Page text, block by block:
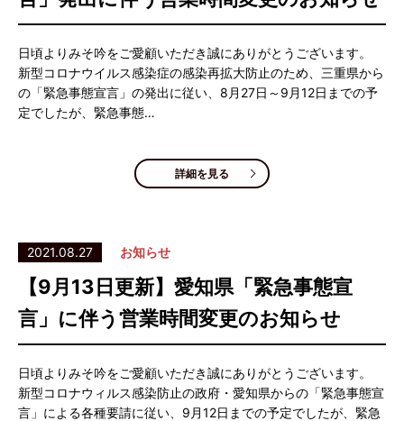
日頃よりみそ吟をご愛顧いただき誠にありがとうございます。
新型コロナウイルス感染症の感染再拡大防止のため、三重県から
の「緊急事態宣言」の発出に従い、8月27日～9月12日までの予
定でしたが、緊急事態…
詳細を見る
2021.08.27 お知らせ
【9月13日更新】愛知県「緊急事態宣
言」に伴う営業時間変更のお知らせ
日頃よりみそ吟をご愛顧いただき誠にありがとうございます。
新型コロナウィルス感染防止の政府・愛知県からの「緊急事態宣
言」による各種要請に従い、9月12日までの予定でしたが、緊急